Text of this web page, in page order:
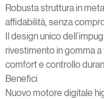
Robusta struttura in
affidabilità, senza
Il design unico
rivestimento in gomma
comfort e controllo
Benefici
Nuovo motore digitale